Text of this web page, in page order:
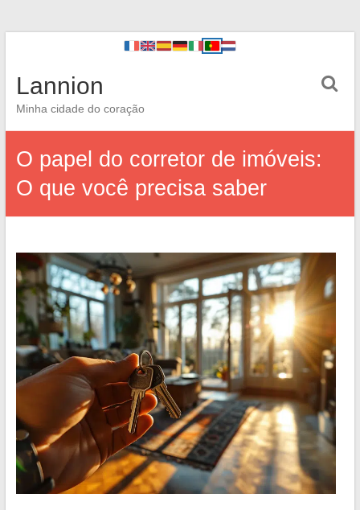
Lannion
Minha cidade do coração
O papel do corretor de imóveis:
O que você precisa saber